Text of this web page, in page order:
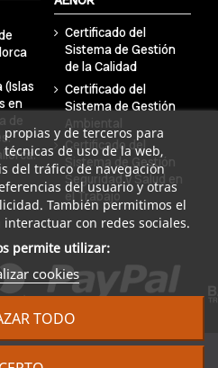
y de terceros para
de uso de la web,
del tráfico de navegación
del usuario y otras
También permitimos el
con redes sociales.
permite utilizar:
cookies
TODO
(Islas
en
de
Certificado del
Sistema de Gestión
de la Calidad
Certificado del
Sistema de Gestión
Ambiental
Certificado del
Sistema de Gestión
Seguridad y Salud en
el Trabajo